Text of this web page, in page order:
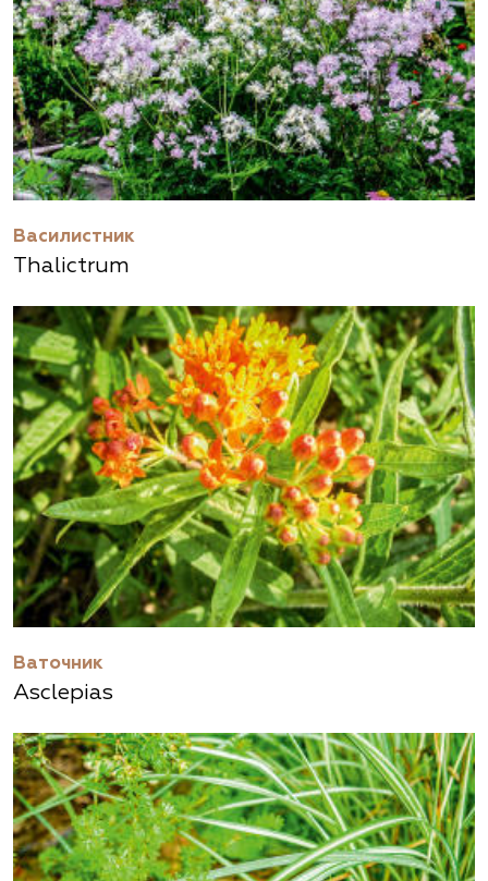
Василистник
Thalictrum
Ваточник
Asclepias